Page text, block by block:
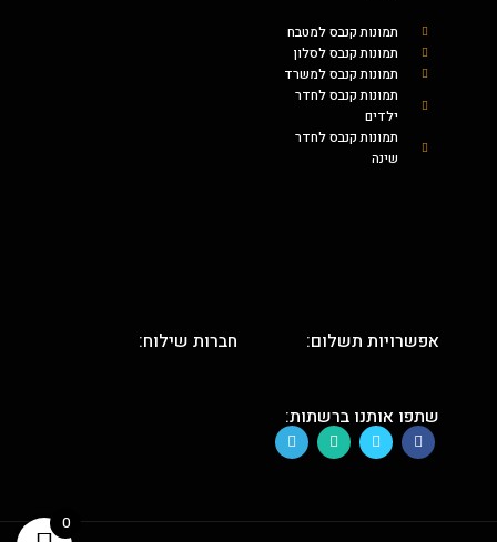
תמונות קנבס למטבח
תמונות קנבס לסלון
תמונות קנבס למשרד
תמונות קנבס לחדר
ילדים
תמונות קנבס לחדר
שינה
אפשרויות תשלום: חברות שילוח:
שתפו אותנו ברשתות:
0